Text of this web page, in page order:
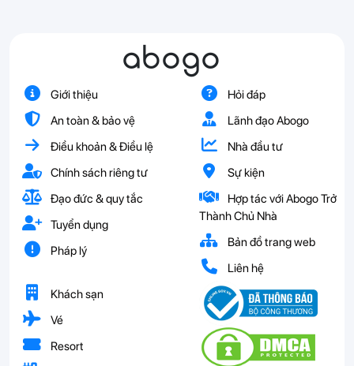
abogo
Giới thiệu
An toàn & bảo vệ
Điều khoản & Điều lệ
Chính sách riêng tư
Đạo đức & quy tắc
Tuyển dụng
Pháp lý
Hỏi đáp
Lãnh đạo Abogo
Nhà đầu tư
Sự kiện
Hợp tác với Abogo Trở
Thành Chủ Nhà
Bản đồ trang web
Liên hệ
Khách sạn
Vé
Resort